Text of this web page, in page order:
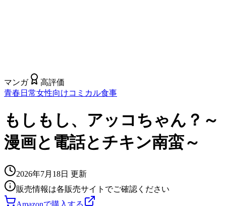
マンガ
高評価
青春 日常女性向けコミカル食事
もしもし、アッコちゃん？～
漫画と電話とチキン南蛮～
2026年7月18日 更新
販売情報は各販売サイトでご確認ください